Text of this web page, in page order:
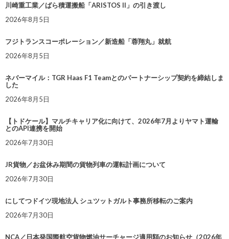
川崎重工業／ばら積運搬船「ARISTOS II」の引き渡し
2026年8月5日
フジトランスコーポレーション／新造船「蓉翔丸」就航
2026年8月5日
ネバーマイル：TGR Haas F1 Teamとのパートナーシップ契約を締結しま
した
2026年8月5日
【トドケール】マルチキャリア化に向けて、2026年7月よりヤマト運輸
とのAPI連携を開始
2026年7月30日
JR貨物／お盆休み期間の貨物列車の運転計画について
2026年7月30日
にしてつドイツ現地法人 シュツットガルト事務所移転のご案内
2026年7月30日
NCA／日本発国際航空貨物燃油サーチャージ適用額のお知らせ（2026年